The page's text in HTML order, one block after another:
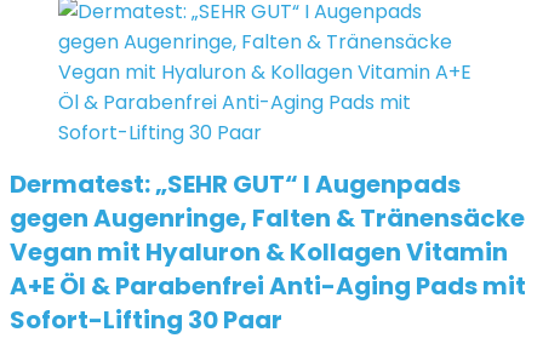
Dermatest: „SEHR GUT“ I Augenpads
gegen Augenringe, Falten & Tränensäcke
Vegan mit Hyaluron & Kollagen Vitamin
A+E Öl & Parabenfrei Anti-Aging Pads mit
Sofort-Lifting 30 Paar